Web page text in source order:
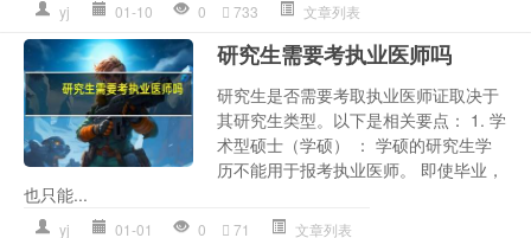
yj 01-10 0 733 文章列表
研究生需要考执业医师吗
研究生是否需要考取执业医师证取决于
其研究生类型。以下是相关要点： 1. 学
术型硕士（学硕） ： 学硕的研究生学
历不能用于报考执业医师。 即使毕业，
也只能...
yj 01-01 0 71 文章列表